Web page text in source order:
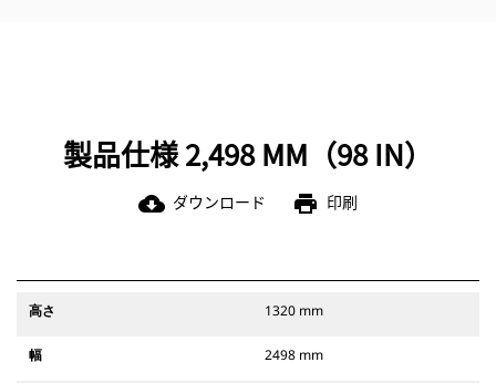
製品仕様 2,498 MM（98 IN）
cloud_download ダウンロード print 印刷
高さ 1320 mm
幅 2498 mm